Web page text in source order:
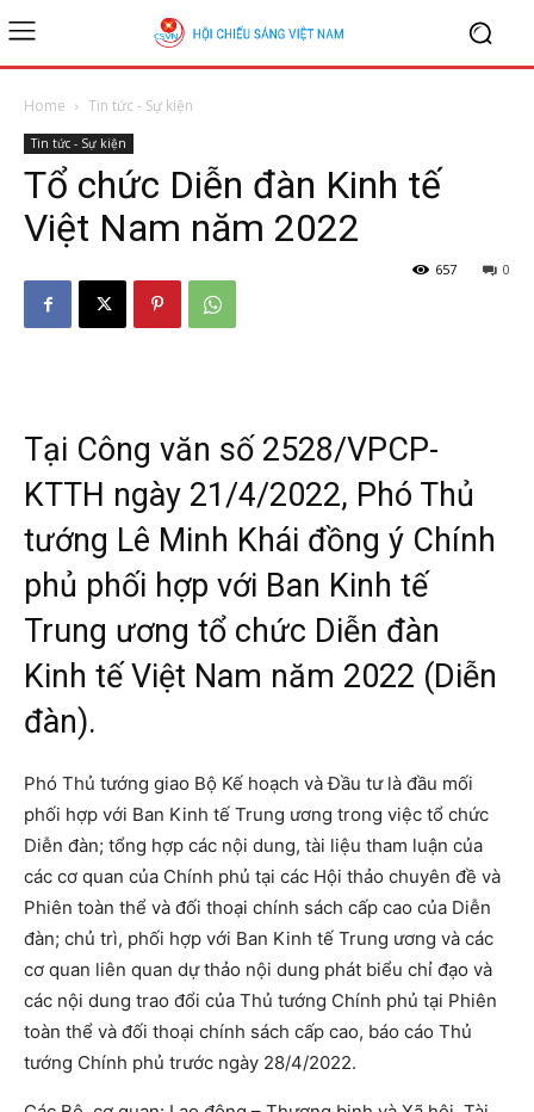
Home Tin tức - Sự kiện
Tin tức - Sự kiện
Tổ chức Diễn đàn Kinh tế
Việt Nam năm 2022
0
657
Tại Công văn số 2528/VPCP-
KTTH ngày 21/4/2022, Phó Thủ
tướng Lê Minh Khái đồng ý Chính
phủ phối hợp với Ban Kinh tế
Trung ương tổ chức Diễn đàn
Kinh tế Việt Nam năm 2022 (Diễn
đàn).
Phó Thủ tướng giao Bộ Kế hoạch và Đầu tư là đầu mối
phối hợp với Ban Kinh tế Trung ương trong việc tổ chức
Diễn đàn; tổng hợp các nội dung, tài liệu tham luận của
các cơ quan của Chính phủ tại các Hội thảo chuyên đề và
Phiên toàn thể và đối thoại chính sách cấp cao của Diễn
đàn; chủ trì, phối hợp với Ban Kinh tế Trung ương và các
cơ quan liên quan dự thảo nội dung phát biểu chỉ đạo và
các nội dung trao đổi của Thủ tướng Chính phủ tại Phiên
toàn thể và đối thoại chính sách cấp cao, báo cáo Thủ
tướng Chính phủ trước ngày 28/4/2022.